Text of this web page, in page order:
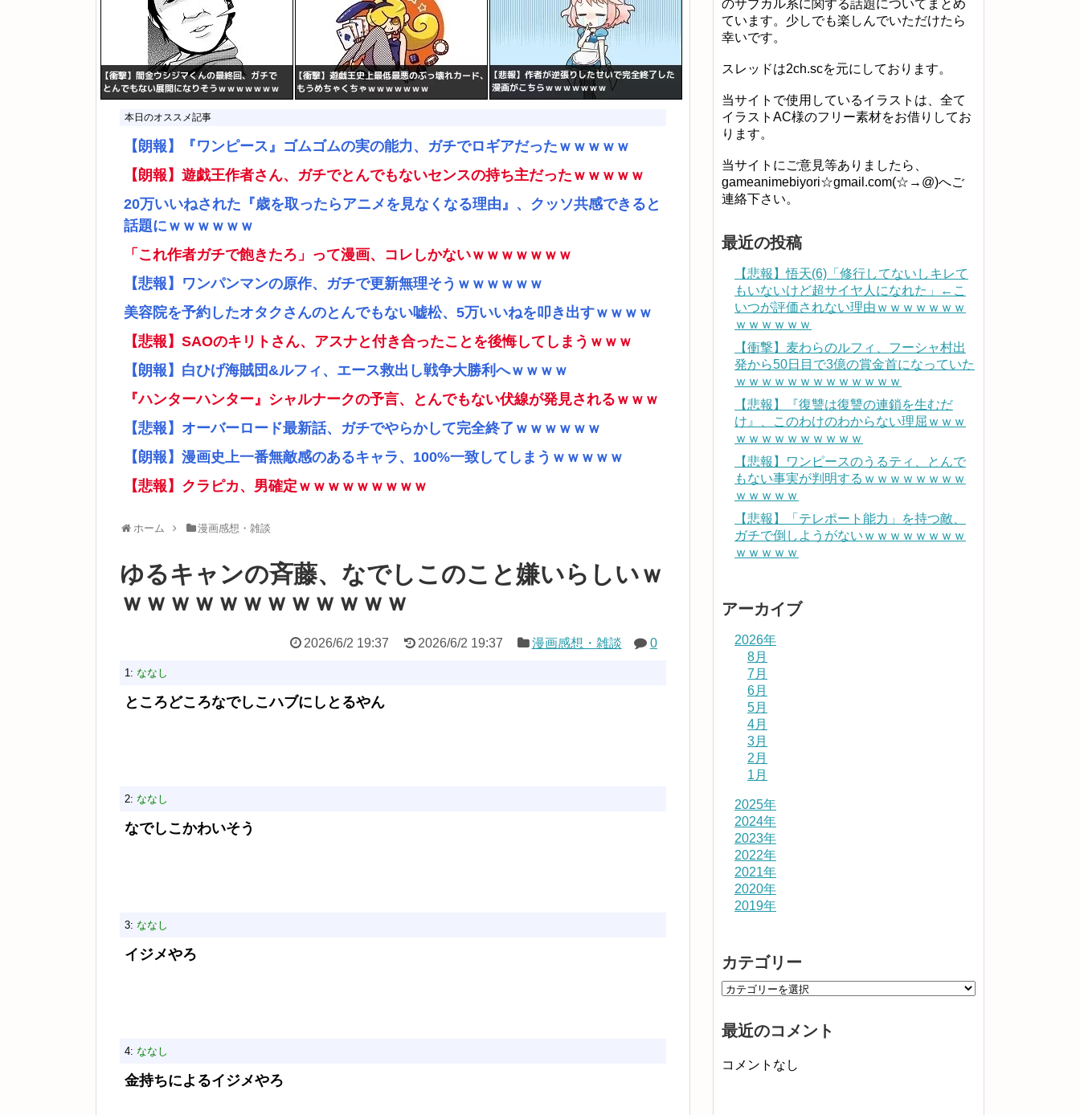
本日のオススメ記事
【朗報】『ワンピース』ゴムゴムの実の能力、ガチでロギアだったｗｗｗｗｗ
【朗報】遊戯王作者さん、ガチでとんでもないセンスの持ち主だったｗｗｗｗｗ
20万いいねされた『歳を取ったらアニメを見なくなる理由』、クッソ共感できると
話題にｗｗｗｗｗｗ
「これ作者ガチで飽きたろ」って漫画、コレしかないｗｗｗｗｗｗｗ
【悲報】ワンパンマンの原作、ガチで更新無理そうｗｗｗｗｗｗ
美容院を予約したオタクさんのとんでもない嘘松、5万いいねを叩き出すｗｗｗｗ
【悲報】SAOのキリトさん、アスナと付き合ったことを後悔してしまうｗｗｗ
【朗報】白ひげ海賊団&ルフィ、エース救出し戦争大勝利へｗｗｗｗ
『ハンターハンター』シャルナークの予言、とんでもない伏線が発見されるｗｗｗ
【悲報】オーバーロード最新話、ガチでやらかして完全終了ｗｗｗｗｗｗ
【朗報】漫画史上一番無敵感のあるキャラ、100%一致してしまうｗｗｗｗｗ
【悲報】クラピカ、男確定ｗｗｗｗｗｗｗｗｗ
ホーム 漫画感想・雑談
ゆるキャンの斉藤、なでしこのこと嫌いらしいｗ
ｗｗｗｗｗｗｗｗｗｗｗｗ
2026/6/2 19:37 2026/6/2 19:37 漫画感想・雑談 0
1: ななし
ところどころなでしこハブにしとるやん
2: ななし
なでしこかわいそう
3: ななし
イジメやろ
4: ななし
金持ちによるイジメやろ
のサブカル系に関する話題についてまとめ
ています。少しでも楽しんでいただけたら
幸いです。
スレッドは2ch.scを元にしております。
当サイトで使用しているイラストは、全て
イラストAC様のフリー素材をお借りしてお
ります。
当サイトにご意見等ありましたら、
gameanimebiyori☆gmail.com(☆→@)へご
連絡下さい。
最近の投稿
【悲報】悟天(6)「修行してないしキレて
もいないけど超サイヤ人になれた」←こ
いつが評価されない理由ｗｗｗｗｗｗｗ
ｗｗｗｗｗｗ
【衝撃】麦わらのルフィ、フーシャ村出
発から50日目で3億の賞金首になっていた
ｗｗｗｗｗｗｗｗｗｗｗｗｗ
【悲報】『復讐は復讐の連鎖を生むだ
け』、このわけのわからない理屈ｗｗｗ
ｗｗｗｗｗｗｗｗｗｗ
【悲報】ワンピースのうるティ、とんで
もない事実が判明するｗｗｗｗｗｗｗｗ
ｗｗｗｗｗ
【悲報】「テレポート能力」を持つ敵、
ガチで倒しようがないｗｗｗｗｗｗｗｗ
ｗｗｗｗｗ
アーカイブ
2026年
8月
7月
6月
5月
4月
3月
2月
1月
2025年
2024年
2023年
2022年
2021年
2020年
2019年
カテゴリー
最近のコメント
コメントなし